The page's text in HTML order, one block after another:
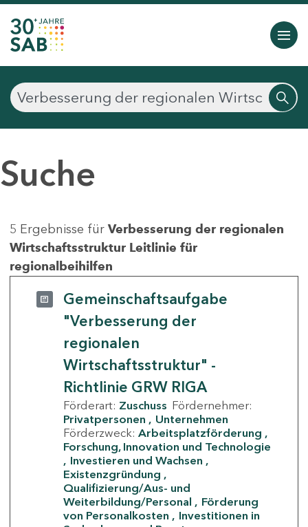
Suche
5 Ergebnisse für Verbesserung der regionalen
Wirtschaftsstruktur Leitlinie für
regionalbeihilfen
Gemeinschaftsaufgabe
"Verbesserung der
regionalen
Wirtschaftsstruktur" -
Richtlinie GRW RIGA
Förderart: Zuschuss Fördernehmer:
Privatpersonen
Unternehmen
Förderzweck: Arbeitsplatzförderung
Forschung, Innovation und Technologie
Investieren und Wachsen
Existenzgründung
Qualifizierung/Aus- und
Weiterbildung/Personal
Förderung
von Personalkosten
Investitionen in